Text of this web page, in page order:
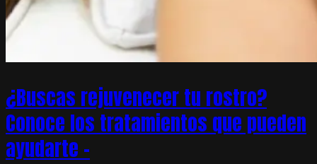
¿Buscas rejuvenecer tu rostro?
Conoce los tratamientos que pueden
ayudarte –